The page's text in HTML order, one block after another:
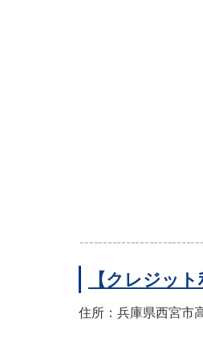
【クレジッ
住所：兵庫県西宮市